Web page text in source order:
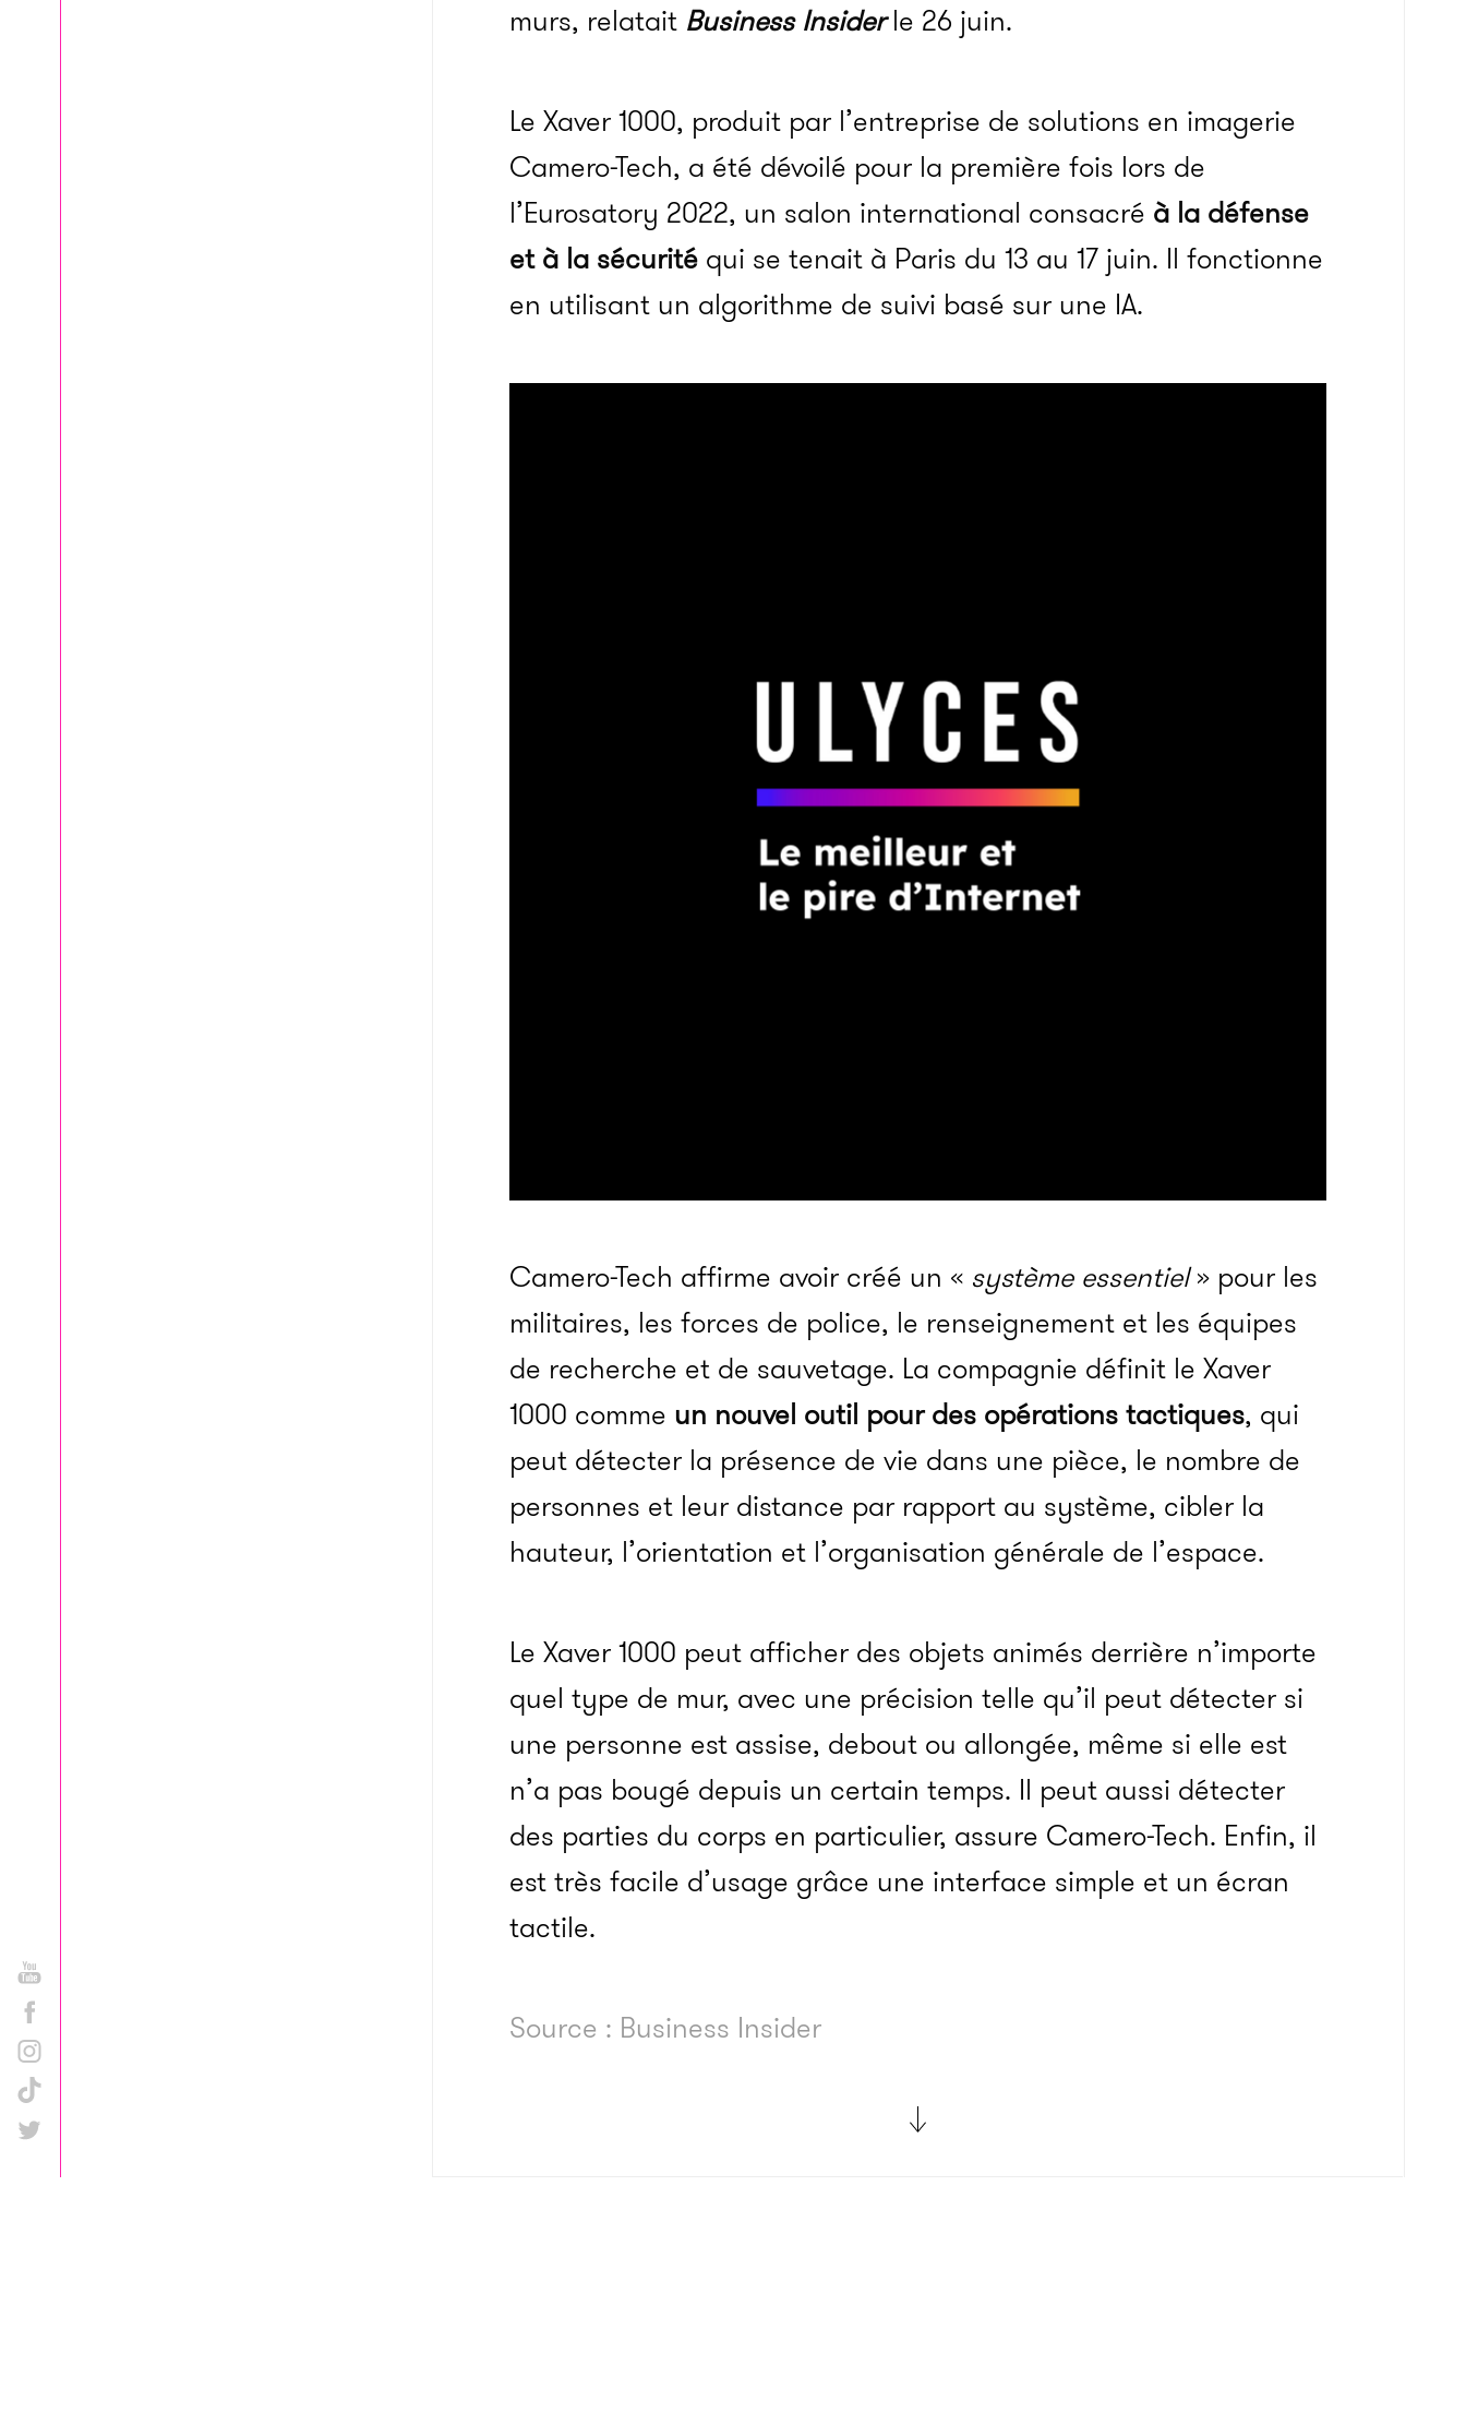
murs, relatait Business Insiderle 26 juin.
Le Xaver 1000, produit par l’entreprise de solutions en imagerie
Camero-Tech, a été dévoilé pour la première fois lors de
l’Eurosatory 2022, un salon international consacré à la défense
et à la sécurité qui se tenait à Paris du 13 au 17 juin. Il fonctionne
en utilisant un algorithme de suivi basé sur une IA.
Camero-Tech affirme avoir créé un « système essentiel» pour les
militaires, les forces de police, le renseignement et les équipes
de recherche et de sauvetage. La compagnie définit le Xaver
1000 comme un nouvel outil pour des opérations tactiques, qui
peut détecter la présence de vie dans une pièce, le nombre de
personnes et leur distance par rapport au système, cibler la
hauteur, l’orientation et l’organisation générale de l’espace.
Le Xaver 1000 peut afficher des objets animés derrière n’importe
quel type de mur, avec une précision telle qu’il peut détecter si
une personne est assise, debout ou allongée, même si elle est
n’a pas bougé depuis un certain temps. Il peut aussi détecter
des parties du corps en particulier, assure Camero-Tech. Enfin, il
est très facile d’usage grâce une interface simple et un écran
tactile.
Source : Business Insider